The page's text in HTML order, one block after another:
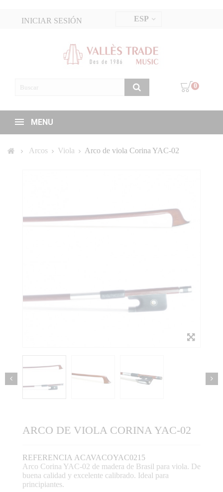
INICIAR SESIÓN ESP
0
MENU
Arcos Viola Arco de viola Corina YAC-02
ARCO DE VIOLA CORINA YAC-02
REFERENCIA ACAVACOYAC0215
Arco Corina YAC-02 de madera de Brasil para viola. De
buena calidad y excelente calibrado. Ideal para
principiantes.